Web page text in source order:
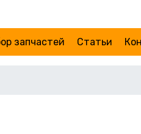
запчастей Статьи